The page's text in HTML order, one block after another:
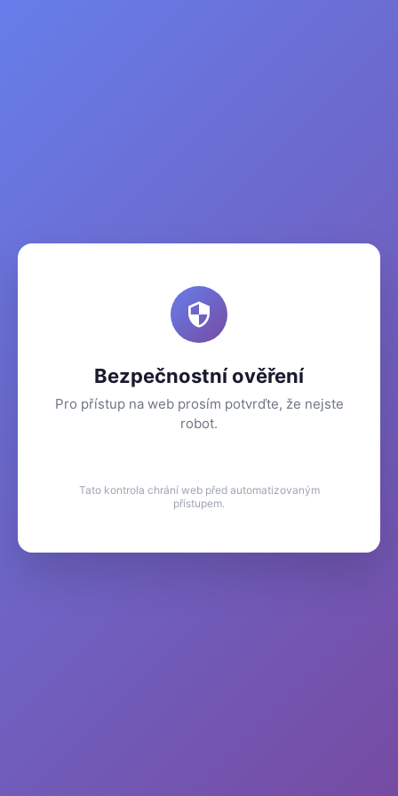
Bezpečnostní ověření
Pro přístup na web prosím potvrďte, že nejste
robot.
Tato kontrola chrání web před automatizovaným
přístupem.